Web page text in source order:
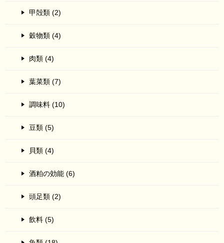
甲殻類 (2)
穀物類 (4)
肉類 (4)
葉菜類 (7)
調味料 (10)
豆類 (5)
貝類 (4)
酒粕の効能 (6)
頭足類 (2)
飲料 (5)